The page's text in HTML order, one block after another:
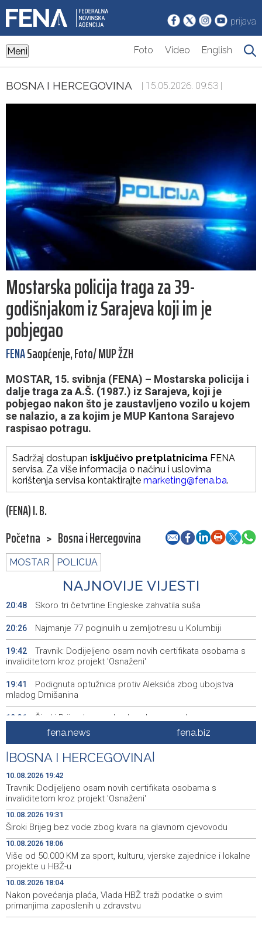
prijava
Meni Foto Video English
BOSNA I HERCEGOVINA | 15.05.2026. 09:53 |
Mostarska policija traga za 39-
godišnjakom iz Sarajeva koji im je
pobjegao
FENASaopćenje, Foto/ MUP ŽZH
MOSTAR, 15. svibnja (FENA) – Mostarska policija i
dalje traga za A.Š. (1987.) iz Sarajeva, koji je
pobjegao nakon što je zaustavljeno vozilo u kojem
se nalazio, a za kojim je MUP Kantona Sarajevo
raspisao potragu.
Sadržaj dostupan isključivo pretplatnicima FENA
servisa. Za više informacija o načinu i uslovima
korištenja servisa kontaktirajte marketing@fena.ba.
(FENA) I. B.
Početna > Bosna i Hercegovina
MOSTAR POLICIJA
NAJNOVIJE VIJESTI
20:48 Skoro tri četvrtine Engleske zahvatila suša
20:26 Najmanje 77 poginulih u zemljotresu u Kolumbiji
19:42
Travnik: Dodijeljeno osam novih certifikata osobama s
invaliditetom kroz projekt 'Osnaženi'
19:41
Podignuta optužnica protiv Aleksića zbog ubojstva
mladog Drnišanina
19:31
Široki Brijeg bez vode zbog kvara na glavnom
19:10 Announcement of events for Tuesday, 11 August 2026
19:07
Umro istaknuti skladatelj, jazz pijanist i glazbeni
pedagog Neven Frangeš
19:05 Najave događaja za 11. 8. 2026. godine (utorak)
18:50
Uprava i Sindikat Nove Željezare Zenica dogovorili
isplatu otpremnina prije stečajnog postupka
18:41
Austrijski kancelar pohvalio napore Turske i Erdogana za
okončanje rata u Ukrajini
fena.news fena.biz
BOSNA I HERCEGOVINA
10.08.2026 19:42
Travnik: Dodijeljeno osam novih certifikata osobama s
invaliditetom kroz projekt 'Osnaženi'
10.08.2026 19:31
Široki Brijeg bez vode zbog kvara na glavnom cjevovodu
10.08.2026 18:06
Više od 50.000 KM za sport, kulturu, vjerske zajednice i lokalne
projekte u HBŽ-u
10.08.2026 18:04
Nakon povećanja plaća, Vlada HBŽ traži podatke o svim
primanjima zaposlenih u zdravstvu